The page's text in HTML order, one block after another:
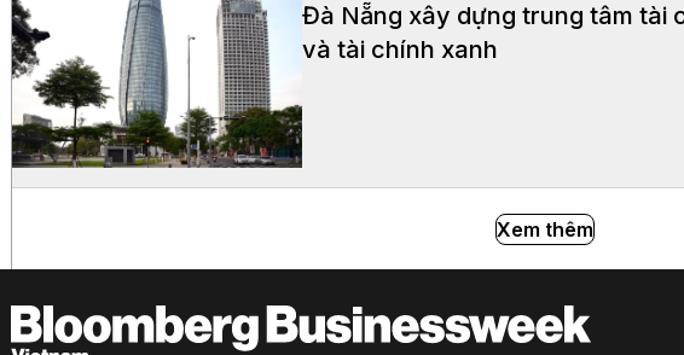
Đà Nẵng xây dựng trung tâm tài
và tài chính xanh
Xem thêm